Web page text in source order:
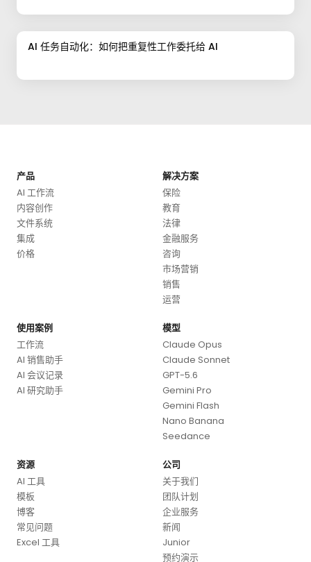
AI 任务自动化：如何把重复性工作委托给 AI
产品
AI 工作流
内容创作
文件系统
集成
价格
解决方案
保险
教育
法律
金融服务
咨询
市场营销
销售
运营
使用案例
工作流
AI 销售助手
AI 会议记录
AI 研究助手
模型
Claude Opus
Claude Sonnet
GPT-5.6
Gemini Pro
Gemini Flash
Nano Banana
Seedance
资源
AI 工具
模板
博客
常见问题
Excel 工具
公司
关于我们
团队计划
企业服务
新闻
Junior
预约演示